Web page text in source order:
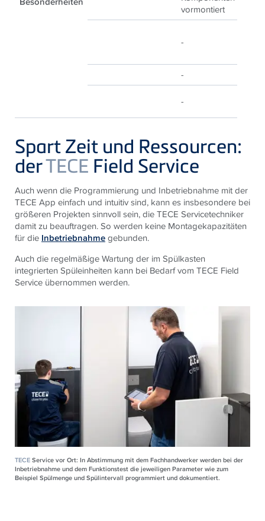
vormontiert
-
-
-
Spart Zeit und Ressourcen:
derTECE Field Service
Auch wenn die Programmierung und Inbetriebnahme mit der
TECE App einfach und intuitiv sind, kann es insbesondere bei
größeren Projekten sinnvoll sein, die TECE Servicetechniker
damit zu beauftragen. So werden keine Montagekapazitäten
für dieInbetriebnahmegebunden.
Auch die regelmäßige Wartung der im Spülkasten
integrierten Spül­einheiten kann bei Bedarf vom TECE Field
Service übernommen werden.
TECEService vor Ort: In Abstimmung mit dem Fachhandwerker werden bei der
Inbetriebnahme und dem Funktionstest die jeweiligen Parameter wie zum
Beispiel Spülmenge und Spülintervall programmiert und dokumentiert.